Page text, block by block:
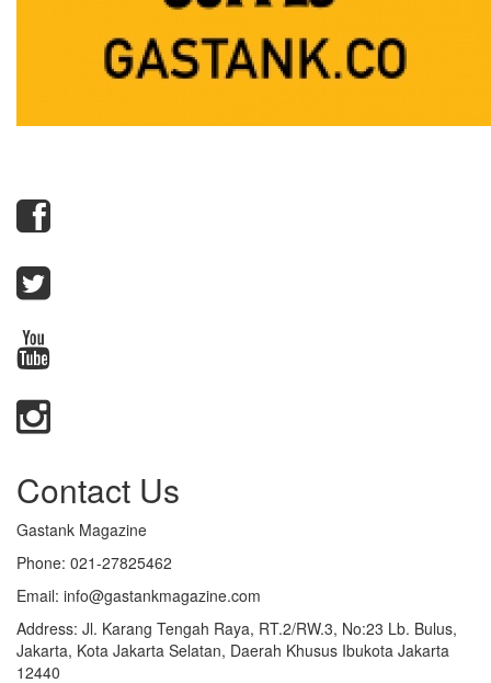
Contact Us
Gastank Magazine
Phone: 021-27825462
Email: info@gastankmagazine.com
Address: Jl. Karang Tengah Raya, RT.2/RW.3, No:23 Lb. Bulus,
Jakarta, Kota Jakarta Selatan, Daerah Khusus Ibukota Jakarta
12440